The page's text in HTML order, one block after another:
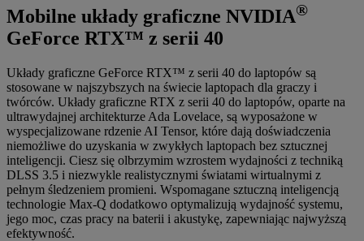
Mobilne układy graficzne NVIDIA®
GeForce RTX™ z serii 40
Układy graficzne GeForce RTX™ z serii 40 do laptopów są
stosowane w najszybszych na świecie laptopach dla graczy i
twórców. Układy graficzne RTX z serii 40 do laptopów, oparte na
ultrawydajnej architekturze Ada Lovelace, są wyposażone w
wyspecjalizowane rdzenie AI Tensor, które dają doświadczenia
niemożliwe do uzyskania w zwykłych laptopach bez sztucznej
inteligencji. Ciesz się olbrzymim wzrostem wydajności z techniką
DLSS 3.5 i niezwykle realistycznymi światami wirtualnymi z
pełnym śledzeniem promieni. Wspomagane sztuczną inteligencją
technologie Max-Q dodatkowo optymalizują wydajność systemu,
jego moc, czas pracy na baterii i akustykę, zapewniając najwyższą
efektywność.